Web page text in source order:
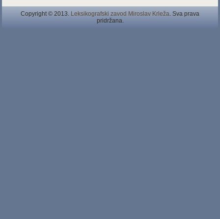
Copyright © 2013. Leksikografski zavod Miroslav Krleža. Sva prava
pridržana.